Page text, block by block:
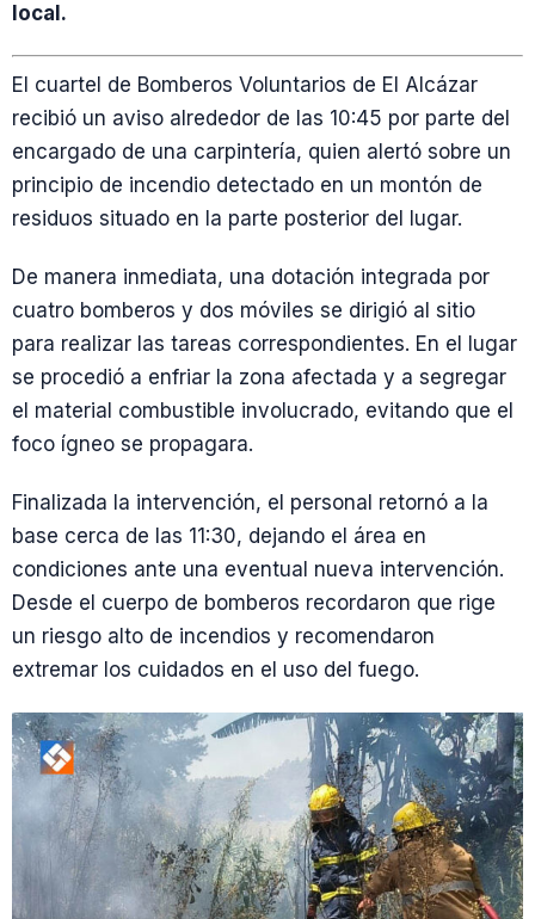
local.
El cuartel de Bomberos Voluntarios de El Alcázar
recibió un aviso alrededor de las 10:45 por parte del
encargado de una carpintería, quien alertó sobre un
principio de incendio detectado en un montón de
residuos situado en la parte posterior del lugar.
De manera inmediata, una dotación integrada por
cuatro bomberos y dos móviles se dirigió al sitio
para realizar las tareas correspondientes. En el lugar
se procedió a enfriar la zona afectada y a segregar
el material combustible involucrado, evitando que el
foco ígneo se propagara.
Finalizada la intervención, el personal retornó a la
base cerca de las 11:30, dejando el área en
condiciones ante una eventual nueva intervención.
Desde el cuerpo de bomberos recordaron que rige
un riesgo alto de incendios y recomendaron
extremar los cuidados en el uso del fuego.